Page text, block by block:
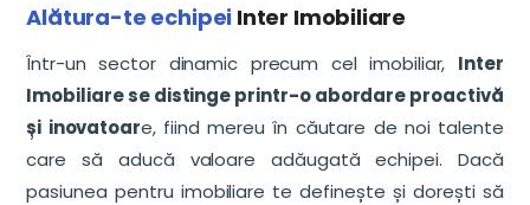
Alătura-te echipei Inter Imobiliare
Într-un sector dinamic precum cel imobiliar, Inter
Imobiliare se distinge printr-o abordare proactivă
și inovatoare, fiind mereu în căutare de noi talente
care să aducă valoare adăugată echipei. Dacă
pasiunea pentru imobiliare te definește și dorești să